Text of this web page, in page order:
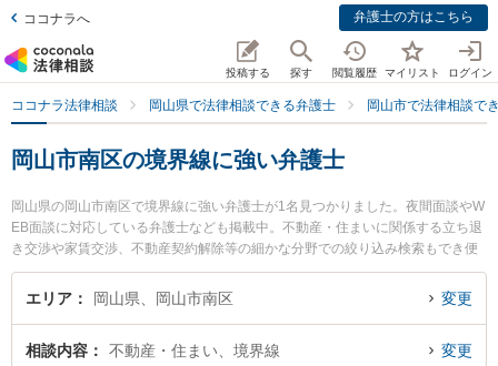
ココナラへ 弁護士の方はこちら
投稿する 探す 閲覧履歴 マイリスト ログイン
ココナラ法律相談 岡山県で法律相談できる弁護士 岡山市で法律相談で
岡山市南区の境界線に強い弁護士
岡山県の岡山市南区で境界線に強い弁護士が1名見つかりました。夜間面談やW
EB面談に対応している弁護士なども掲載中。不動産・住まいに関係する立ち退
き交渉や家賃交渉、不動産契約解除等の細かな分野での絞り込み検索もでき便
利です。特に岡山南法律事務所の安井 健二弁護士のプロフィール情報や弁護士
費用、強みなどが注目されています。『岡山市南区で土日や夜間に発生した境
る岡山市南区内の弁護士に相談予約したい』などでお困りの相談者さんにおす
エリア 岡山県、岡山市南区 変更
相談内容 不動産・住まい、境界線 変更